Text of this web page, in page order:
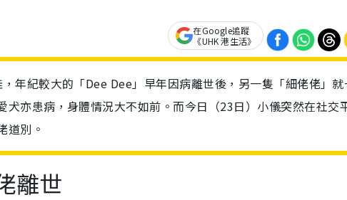
在Google追蹤
《UHK 港生活》
年紀較大的「Dee Dee」早年因病離世後，另一隻「細佬佬」就
亦患病，身體情況大不如前。而今日（23日）小儀突然在社交
道別。
離世